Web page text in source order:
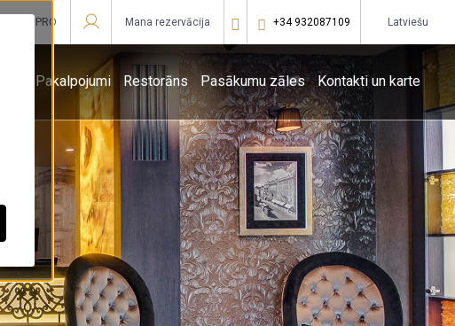
PRO
Mana rezervācija +34 932087109 latviešu
Pakalpojumi Restorāns Pasākumu zāles Kontakti un karte